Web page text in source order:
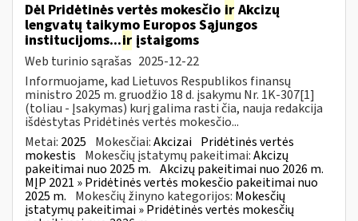
Dėl Pridėtinės vertės mokesčio ir Akcizų
lengvatų taikymo Europos Sąjungos
institucijoms...ir įstaigoms
Web turinio sąrašas 2025-12-22
Informuojame, kad Lietuvos Respublikos finansų
ministro 2025 m. gruodžio 18 d. įsakymu Nr. 1K-307[1]
(toliau - Įsakymas) kurį galima rasti čia, nauja redakcija
išdėstytas Pridėtinės vertės mokesčio...
Metai: 2025 Mokesčiai:Akcizai Pridėtinės vertės
mokestis Mokesčių įstatymų pakeitimai:Akcizų
pakeitimai nuo 2025 m. Akcizų pakeitimai nuo 2026 m.
MĮP 2021 » Pridėtinės vertės mokesčio pakeitimai nuo
2025 m. Mokesčių žinyno kategorijos: Mokesčių
įstatymų pakeitimai » Pridėtinės vertės mokesčių